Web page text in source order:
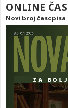
ONLINE
Novi broj